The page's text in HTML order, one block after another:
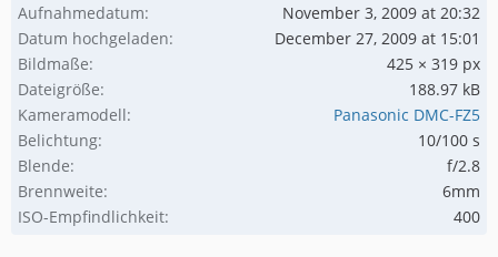
Aufnahmedatum
November 3, 2009 at 20:32
Datum hochgeladen
December 27, 2009 at 15:01
Bildmaße
425 × 319 px
Dateigröße
188.97 kB
Kameramodell
Panasonic DMC-FZ5
Belichtung
10/100 s
Blende
f/2.8
Brennweite
6mm
ISO-Empfindlichkeit
400